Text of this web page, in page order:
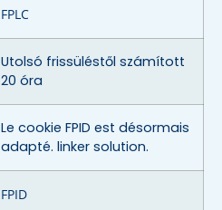
FPLC
Utolsó frissüléstől számított
20 óra
Le cookie FPID est désormais
adapté. linker solution.
FPID